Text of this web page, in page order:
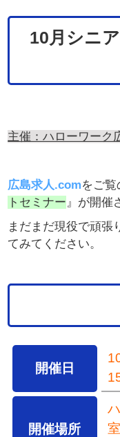
10月シニ
主催：ハローワーク
広島求人.comをご覧
トセミナー 』が開催
まだまだ現役で頑張
てみてください。
開催日
開催場所
室